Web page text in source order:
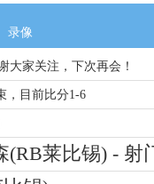
录像
大家关注，下次再会！
，目前比分1-6
(RB莱比锡) - 射